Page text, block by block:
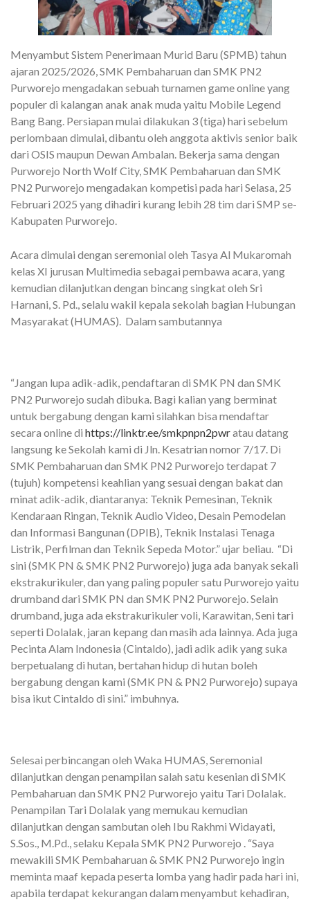
Menyambut Sistem Penerimaan Murid Baru (SPMB) tahun
ajaran 2025/2026, SMK Pembaharuan dan SMK PN2
Purworejo mengadakan sebuah turnamen game online yang
populer di kalangan anak anak muda yaitu Mobile Legend
Bang Bang. Persiapan mulai dilakukan 3 (tiga) hari sebelum
perlombaan dimulai, dibantu oleh anggota aktivis senior baik
dari OSIS maupun Dewan Ambalan. Bekerja sama dengan
Purworejo North Wolf City, SMK Pembaharuan dan SMK
PN2 Purworejo mengadakan kompetisi pada hari Selasa, 25
Februari 2025 yang dihadiri kurang lebih 28 tim dari SMP se-
Kabupaten Purworejo.
Acara dimulai dengan seremonial oleh Tasya Al Mukaromah
kelas XI jurusan Multimedia sebagai pembawa acara, yang
kemudian dilanjutkan dengan bincang singkat oleh Sri
Harnani, S. Pd., selalu wakil kepala sekolah bagian Hubungan
Masyarakat (HUMAS). Dalam sambutannya
“Jangan lupa adik-adik, pendaftaran di SMK PN dan SMK
PN2 Purworejo sudah dibuka. Bagi kalian yang berminat
untuk bergabung dengan kami silahkan bisa mendaftar
secara online di https://linktr.ee/smkpnpn2pwratau datang
langsung ke Sekolah kami di Jln. Kesatrian nomor 7/17. Di
SMK Pembaharuan dan SMK PN2 Purworejo terdapat 7
(tujuh) kompetensi keahlian yang sesuai dengan bakat dan
minat adik-adik, diantaranya: Teknik Pemesinan, Teknik
Kendaraan Ringan, Teknik Audio Video, Desain Pemodelan
dan Informasi Bangunan (DPIB), Teknik Instalasi Tenaga
Listrik, Perfilman dan Teknik Sepeda Motor.” ujar beliau. “Di
sini (SMK PN & SMK PN2 Purworejo) juga ada banyak sekali
ekstrakurikuler, dan yang paling populer satu Purworejo yaitu
drumband dari SMK PN dan SMK PN2 Purworejo. Selain
drumband, juga ada ekstrakurikuler voli, Karawitan, Seni tari
seperti Dolalak, jaran kepang dan masih ada lainnya. Ada juga
Pecinta Alam Indonesia (Cintaldo), jadi adik adik yang suka
berpetualang di hutan, bertahan hidup di hutan boleh
bergabung dengan kami (SMK PN & PN2 Purworejo) supaya
bisa ikut Cintaldo di sini.” imbuhnya.
Selesai perbincangan oleh Waka HUMAS, Seremonial
dilanjutkan dengan penampilan salah satu kesenian di SMK
Pembaharuan dan SMK PN2 Purworejo yaitu Tari Dolalak.
Penampilan Tari Dolalak yang memukau kemudian
dilanjutkan dengan sambutan oleh Ibu Rakhmi Widayati,
S.Sos., M.Pd., selaku Kepala SMK PN2 Purworejo . “Saya
mewakili SMK Pembaharuan & SMK PN2 Purworejo ingin
meminta maaf kepada peserta lomba yang hadir pada hari ini,
apabila terdapat kekurangan dalam menyambut kehadiran,